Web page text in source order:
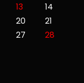
13
14
20
21
27
28